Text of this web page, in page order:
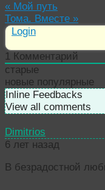
« Мой путь
Тома. Вместе »
Login
1 Комментарий
старые
новые популярные
Inline Feedbacks
View all comments
Dimitrios
6 лет назад
В безрадостной